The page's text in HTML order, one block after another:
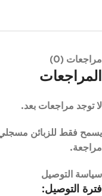
مراجعات (0)
المراجعات
لا توجد مراجعات بعد.
يسمح فقط للزبائن مسجلي
مراجعة.
سياسة التوصيل
فترة التوصيل: